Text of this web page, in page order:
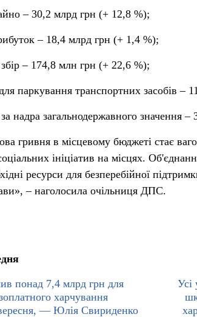
– 30,2 млрд грн (+ 12,8 %);
– 18,4 млрд грн (+ 1,4 %);
– 174,8 млн грн (+ 22,6 %);
паркування транспортних засобів –
надра загальнодержавного значення
гривня в місцевому бюджеті стає
ініціатив на місцях.
ресурси для безперебійної
– наголосила очільниця ДПС.
понад 7,4 млрд грн для
харчування
— Юлія Свириденко
Усі